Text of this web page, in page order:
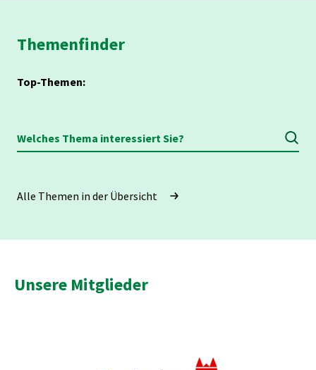
Themenfinder
Top-Themen:
Welches Thema interessiert Sie?
Alle Themen in der Übersicht
Unsere Mitglieder